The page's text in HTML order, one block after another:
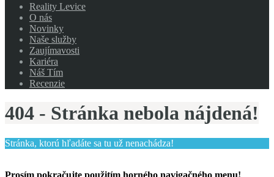
Reality Levice
O nás
Novinky
Naše služby
Zaujímavosti
Kariéra
Náš Tím
Recenzie
404 - Stránka nebola nájdená!
Stránka, ktorú hľadáte sa tu už nenachádza!
Prosím pokračujte použitím horného navigačného menu!